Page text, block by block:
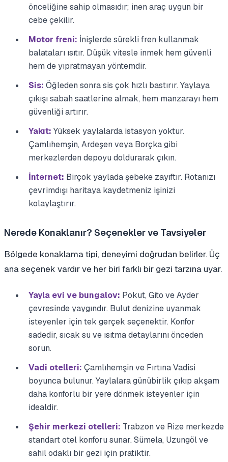
önceliğine sahip olmasıdır; inen araç uygun bir
cebe çekilir.
Motor freni: İnişlerde sürekli fren kullanmak
balataları ısıtır. Düşük vitesle inmek hem güvenli
hem de yıpratmayan yöntemdir.
Sis: Öğleden sonra sis çok hızlı bastırır. Yaylaya
çıkışı sabah saatlerine almak, hem manzarayı hem
güvenliği artırır.
Yakıt: Yüksek yaylalarda istasyon yoktur.
Çamlıhemşin, Ardeşen veya Borçka gibi
merkezlerden depoyu doldurarak çıkın.
İnternet: Birçok yaylada şebeke zayıftır. Rotanızı
çevrimdışı haritaya kaydetmeniz işinizi
kolaylaştırır.
Nerede Konaklanır? Seçenekler ve Tavsiyeler
Bölgede konaklama tipi, deneyimi doğrudan belirler. Üç
ana seçenek vardır ve her biri farklı bir gezi tarzına uyar.
Yayla evi ve bungalov: Pokut, Gito ve Ayder
çevresinde yaygındır. Bulut denizine uyanmak
isteyenler için tek gerçek seçenektir. Konfor
sadedir, sıcak su ve ısıtma detaylarını önceden
sorun.
Vadi otelleri: Çamlıhemşin ve Fırtına Vadisi
boyunca bulunur. Yaylalara günübirlik çıkıp akşam
daha konforlu bir yere dönmek isteyenler için
idealdir.
Şehir merkezi otelleri: Trabzon ve Rize merkezde
standart otel konforu sunar. Sümela, Uzungöl ve
sahil odaklı bir gezi için pratiktir.